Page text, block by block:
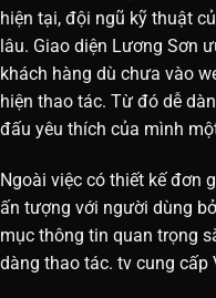
hiện tại, đội ngũ kỹ thuật
lâu. Giao diện Lương Sơn
khách hàng dù chưa vào
hiện thao tác. Từ đó dễ
đấu yêu thích của mình
Ngoài việc có thiết kế đơn
ấn tượng với người dùng
mục thông tin quan trọng
dàng thao tác. tv cung cấp